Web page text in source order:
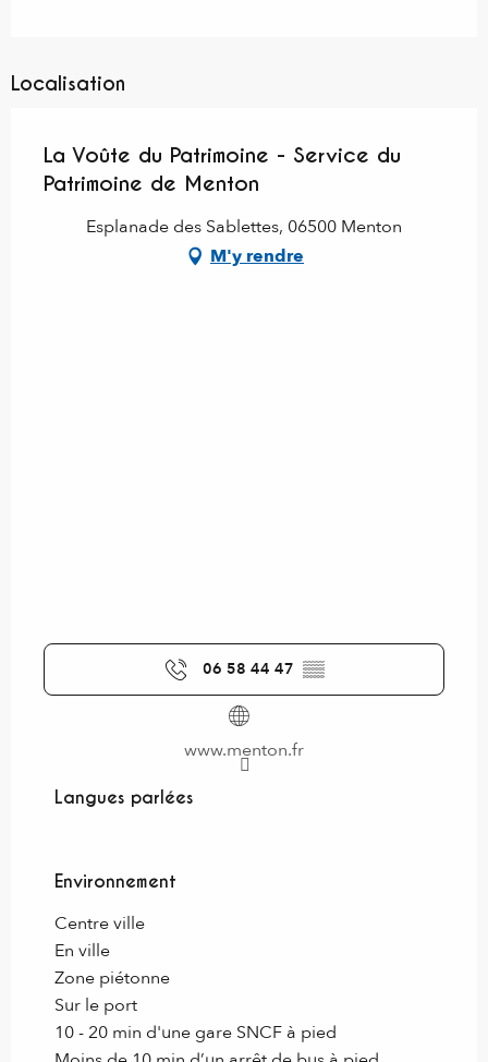
Localisation
La Voûte du Patrimoine - Service du
Patrimoine de Menton
Esplanade des Sablettes, 06500 Menton
M'y rendre
06 58 44 47 ▒▒
www.menton.fr
Langues parlées
Langues parlées
Environnement
Environnement
Centre ville
En ville
Zone piétonne
Sur le port
10 - 20 min d'une gare SNCF à pied